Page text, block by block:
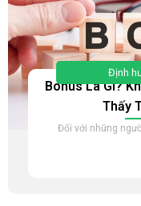
Định
Bonus Là Gì?
Thấy
Đối với những